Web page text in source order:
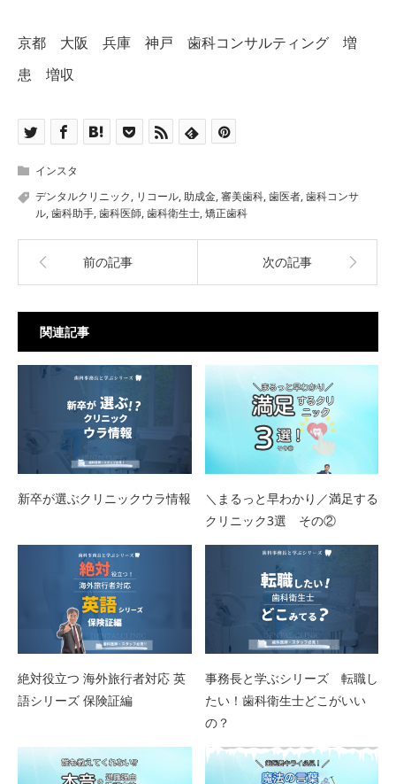
京都 大阪 兵庫 神戸 歯科コンサルティング 増
患 増収
インスタ
デンタルクリニック, リコール,助成金,審美歯科,歯医者,歯科コンサ
ル,歯科助手,歯科医師,歯科衛生士,矯正歯科
前の記事 次の記事
関連記事
新卒が選ぶクリニックウラ情報
＼まるっと早わかり／満足する
クリニック3選 その②
絶対役立つ 海外旅行者対応 英
語シリーズ 保険証編
事務長と学ぶシリーズ 転職し
たい！歯科衛生士どこがいい
の？